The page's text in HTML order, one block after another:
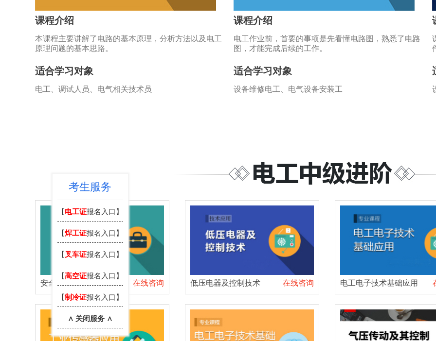
课程介绍
本课程主要讲解了电路的基本原理，分析方法以及电工
原理问题的基本思路。
适合学习对象
电工、调试人员、电气相关技术员
课程介绍
电工作业前，首要的事项是先看懂电路图，熟悉了电路
图，才能完成后续的工作。
适合学习对象
设备维修电工、电气设备安装工
安全用电技术 在线咨询 低压电器及控制技术 在线咨询 电工电子技术基础应用
考生服务
【 电工证报名入口】
【焊工证报名入口】
【 叉车证报名入口】
【高空证报名入口】
【制冷证报名入口】
∧ 关闭服务 ∧